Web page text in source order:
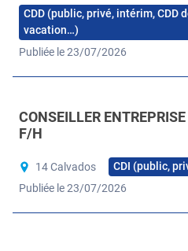
CDD (public, privé, intérim, CDD
vacation…)
Publiée le 23/07/2026
CONSEILLER
F/H
14 Calvados
CDI (public,
Publiée le 23/07/2026